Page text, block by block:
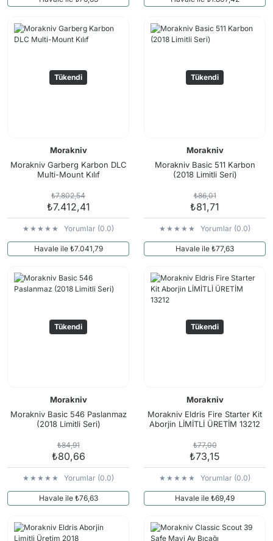
Tükendi
Morakniv
Morakniv Garberg Karbon DLC
Multi-Mount Kılıf
₺7.802,54
₺7.412,41
Yorumlar (0.0)
Havale ile ₺7.041,79
Tükendi
Morakniv
Morakniv Basic 511 Karbon
(2018 Limitli Seri)
₺86,01
₺81,71
Yorumlar (0.0)
Havale ile ₺77,63
Tükendi
Morakniv
Morakniv Basic 546 Paslanmaz
(2018 Limitli Seri)
₺84,91
₺80,66
Yorumlar (0.0)
Havale ile ₺76,63
Tükendi
Morakniv
Morakniv Eldris Fire Starter Kit
Aborjin LİMİTLİ ÜRETİM 13212
₺77,00
₺73,15
Yorumlar (0.0)
Havale ile ₺69,49